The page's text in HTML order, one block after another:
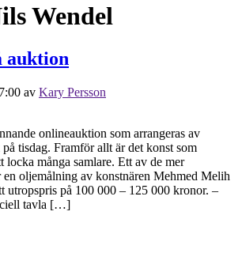
Wendel
auktion
av Kary Persson
onlineauktion som arrangeras av
tisdag. Framför allt är det konst som
locka många samlare. Ett av de mer
en oljemålning av konstnären Mehmed Melih
utropspris på 100 000 – 125 000 kronor. –
tavla […]